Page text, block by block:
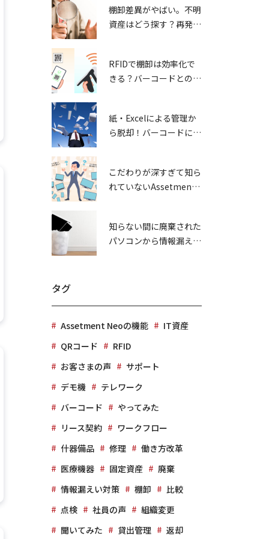
棚卸差異がやばい。不明
資産はどう探す？再発防
RFIDで棚卸は効率化で
きる？バーコードとの違
紙・Excelによる管理か
ら脱却！バーコードによ
こだわりが深すぎて知ら
れていないAssetment
知らない間に廃棄された
パソコンから情報漏え
タグ
Assetment Neoの機能
IT資産
QRコード
RFID
お客さまの声
サポート
デモ機
テレワーク
バーコード
やってみた
リース契約
ワークフロー
什器備品
修理
働き方改革
医療機器
固定資産
廃棄
情報漏えい対策
棚卸
比較
点検
社員の声
組織変更
聞いてみた
貸出管理 返却